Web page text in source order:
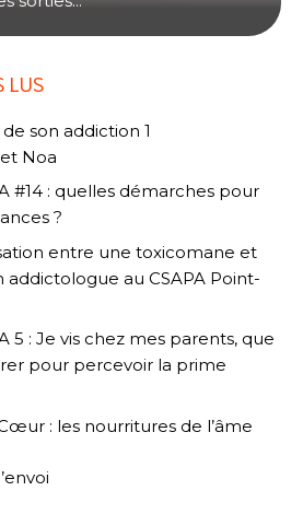
LUS
son addiction 1
Noa
#14 : quelles démarches pour
?
entre une toxicomane et
addictologue au CSAPA Point-
5 : Je vis chez mes parents, que
pour percevoir la prime
: les nourritures de l’âme